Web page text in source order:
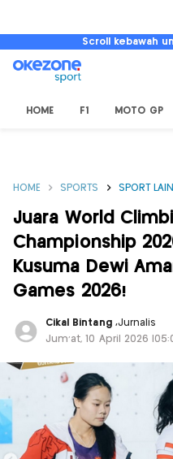
Scroll kebawah
HOME F1 MOTO GP
HOME SPORTS SPORT LAIN
Juara World
Championship
Kusuma Dewi
Games 2026!
Cikal Bintang ,Jurnalis
Jum'at, 10 April 2026